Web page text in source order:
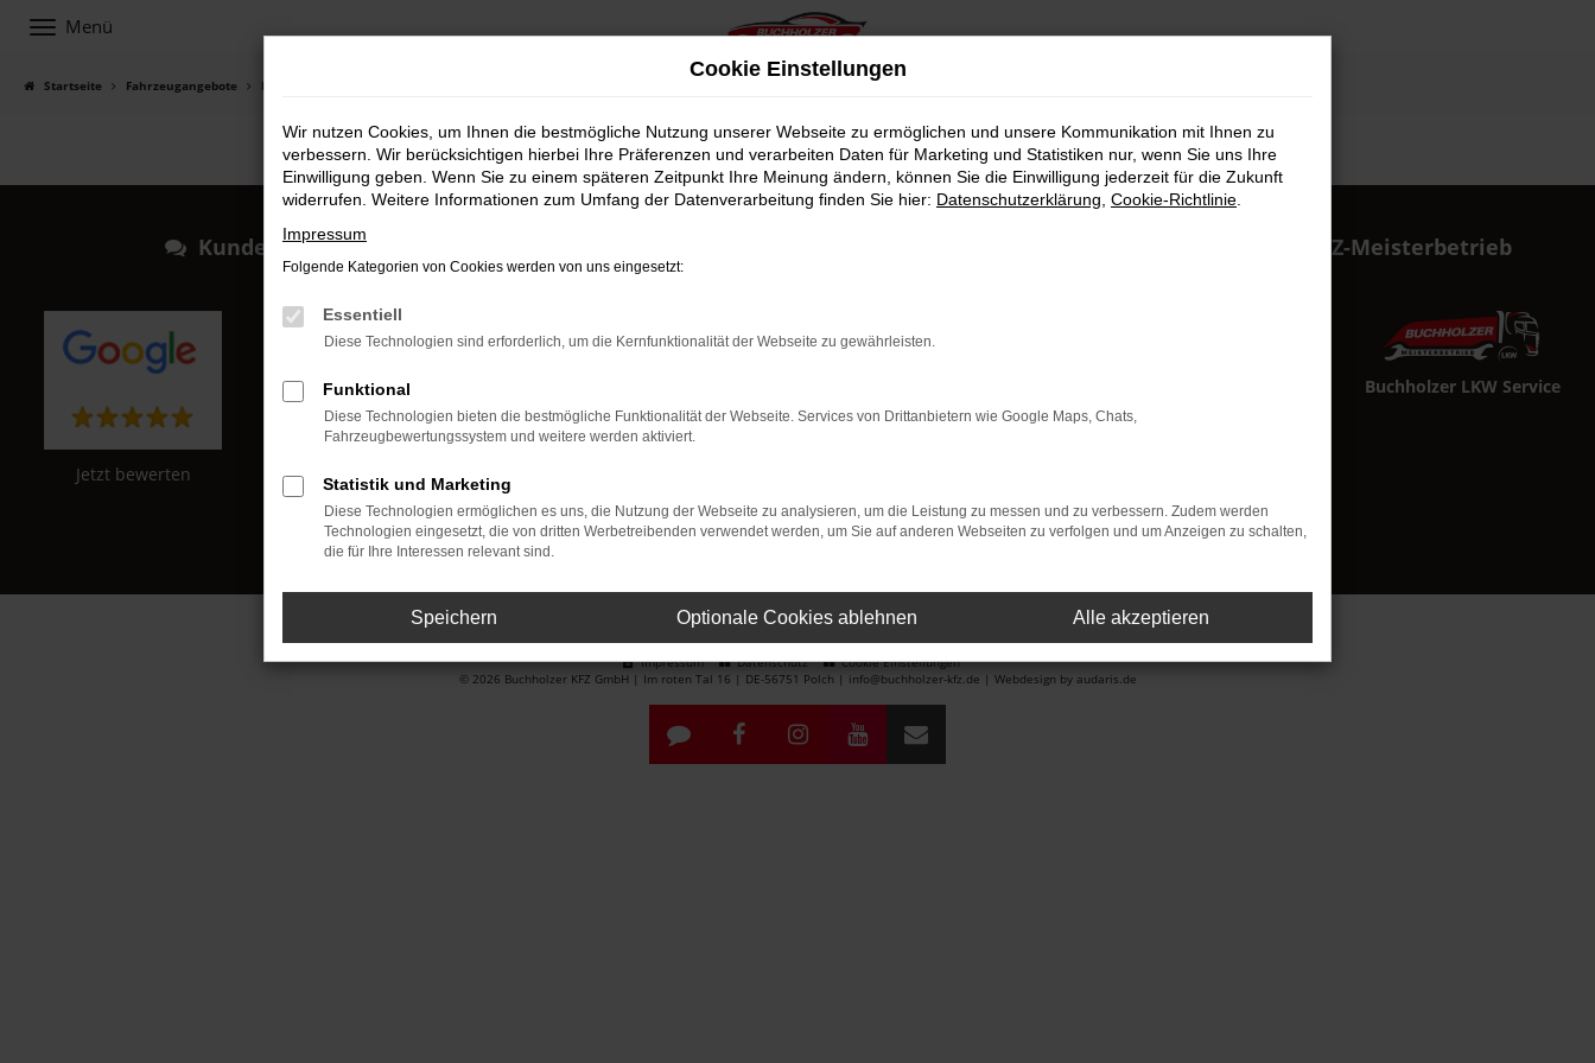
Zum
springen
Menü
Startseite Fahrzeugangebote Fahrzeugsuche
Kundenstimmen
Jetzt bewerten Jetzt bewerten
07:30 bis 12:00 Uhr
Samstag
8:00 bis 13:00 Uhr
Im roten Tal 16
920
Buchholzer KFZ-Meisterbetrieb
Buchholzer LKW Service
Impressum Datenschutz
Cookie Einstellungen
© 2026 Buchholzer KFZ GmbH | Im roten Tal 16 | DE-56751 Polch | info@buchholzer-kfz.de | Webdesign by audaris.de
Cookie Einstellungen
Wir nutzen Cookies, um Ihnen die bestmögliche Nutzung unserer Webseite zu ermöglichen und unsere Kommunikation mit Ihnen zu
verbessern. Wir berücksichtigen hierbei Ihre Präferenzen und verarbeiten Daten für Marketing und Statistiken nur, wenn Sie uns Ihre
Einwilligung geben. Wenn Sie zu einem späteren Zeitpunkt Ihre Meinung ändern, können Sie die Einwilligung jederzeit für die Zukunft
widerrufen. Weitere Informationen zum Umfang der Datenverarbeitung finden Sie hier: Datenschutzerklärung Cookie-Richtlinie
Impressum
Folgende Kategorien von Cookies werden von uns eingesetzt:
Essentiell
Diese Technologien sind erforderlich, um die Kernfunktionalität der Webseite zu gewährleisten.
Funktional
Diese Technologien bieten die bestmögliche Funktionalität der Webseite. Services von Drittanbietern wie Google Maps, Chats,
Fahrzeugbewertungssystem und weitere werden aktiviert.
Statistik und Marketing
Diese Technologien ermöglichen es uns, die Nutzung der Webseite zu analysieren, um die Leistung zu messen und zu verbessern. Zudem werden
Technologien eingesetzt, die von dritten Werbetreibenden verwendet werden, um Sie auf anderen Webseiten zu verfolgen und um Anzeigen zu schalten,
die für Ihre Interessen relevant sind.
Speichern Optionale Cookies ablehnen Alle akzeptieren